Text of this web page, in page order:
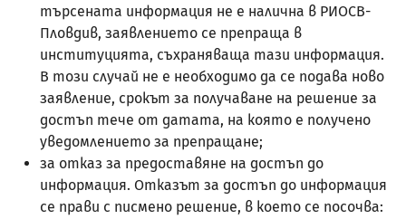
търсената информация не е налична в РИОСВ-
Пловдив, заявлението се препраща в
институцията, съхраняваща тази информация.
В този случай не е необходимо да се подава ново
заявление, срокът за получаване на решение за
достъп тече от датата, на която е получено
уведомлението за препращане;
за отказ за предоставяне на достъп до
информация. Отказът за достъп до информация
се прави с писмено решение, в което се посочва: